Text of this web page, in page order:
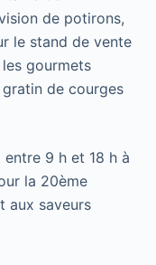
de potirons,
le stand de vente
gourmets
de courges
9 h et 18 h à
la 20ème
aux saveurs